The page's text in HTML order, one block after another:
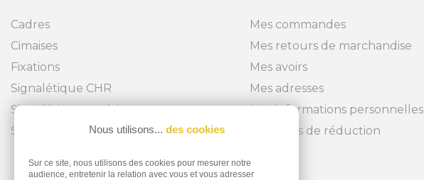
Cadres
Cimaises
Fixations
Signalétique CHR
Signalétique extérieure
Signalétique intérieure
Mes commandes
Mes retours de marchandise
Mes avoirs
Mes adresses
Mes informations personnelles
Mes bons de réduction
Nous utilisons... des cookies
Sur ce site, nous utilisons des cookies pour mesurer notre
audience, entretenir la relation avec vous et vous adresser